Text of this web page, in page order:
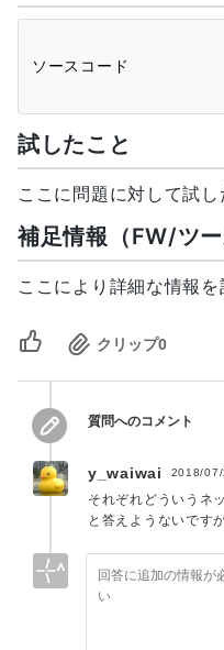
試したこと
ここに問題に対して試し
補足情報（FW/ツー
ここにより詳細な情報を
クリップ0
質問へのコメント
y_waiwai 2018/
それぞれどういうネ
と答えようないです